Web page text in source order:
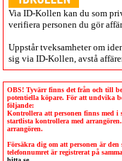
Via ID-Kollen kan du som
verifiera personen du gör
Uppstår tveksamheter om
sig via ID-Kollen , avstå
OBS! Tyvärr finns det från och till
potentiella köpare. För att undvika
följande:
Kontrollera att personen finns med
startlista kontrollera med
arrangören.
Försäkra dig om att personen är
telefonnumret är registrerat på